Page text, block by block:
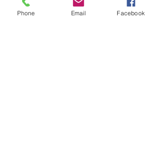
Wir freuen uns über eine mögliche
Phone Email Facebook